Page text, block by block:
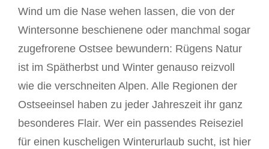
Wind um die Nase wehen lassen, die von der
Wintersonne beschienene oder manchmal sogar
zugefrorene Ostsee bewundern: Rügens Natur
ist im Spätherbst und Winter genauso reizvoll
wie die verschneiten Alpen. Alle Regionen der
Ostseeinsel haben zu jeder Jahreszeit ihr ganz
besonderes Flair. Wer ein passendes Reiseziel
für einen kuscheligen Winterurlaub sucht, ist hier